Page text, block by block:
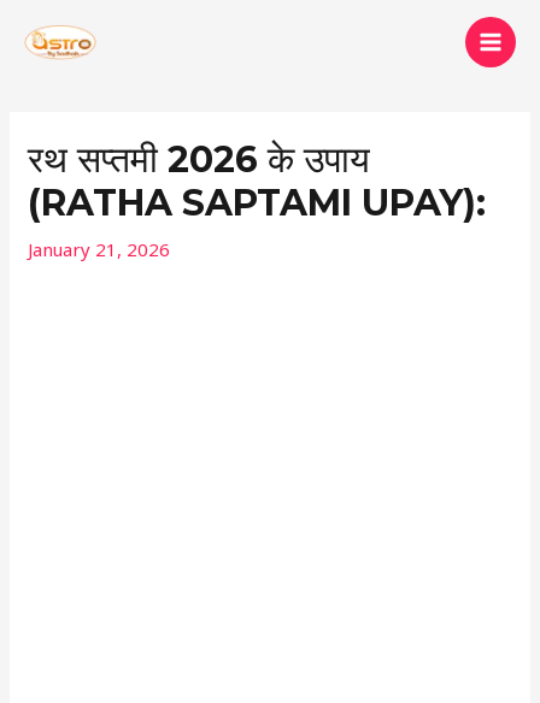
रथ सप्तमी 2026 के उपाय
(RATHA SAPTAMI UPAY):
January 21, 2026